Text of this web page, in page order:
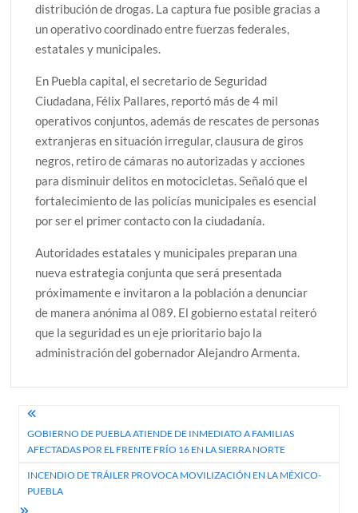
distribución de drogas. La captura fue posible gracias a
un operativo coordinado entre fuerzas federales,
estatales y municipales.
En Puebla capital, el secretario de Seguridad
Ciudadana, Félix Pallares, reportó más de 4 mil
operativos conjuntos, además de rescates de personas
extranjeras en situación irregular, clausura de giros
negros, retiro de cámaras no autorizadas y acciones
para disminuir delitos en motocicletas. Señaló que el
fortalecimiento de las policías municipales es esencial
por ser el primer contacto con la ciudadanía.
Autoridades estatales y municipales preparan una
nueva estrategia conjunta que será presentada
próximamente e invitaron a la población a denunciar
de manera anónima al 089. El gobierno estatal reiteró
que la seguridad es un eje prioritario bajo la
administración del gobernador Alejandro Armenta.
Navegación
de
entradas
GOBIERNO DE PUEBLA ATIENDE DE INMEDIATO A FAMILIAS
AFECTADAS POR EL FRENTE FRÍO 16 EN LA SIERRA NORTE
INCENDIO DE TRÁILER PROVOCA MOVILIZACIÓN EN LA MÉXICO-
PUEBLA